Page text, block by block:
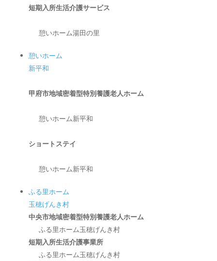
短期入所生活介護サービス
憩いホーム湯田の里
憩いホーム
新平和
甲府市地域密着型特別養護老人ホーム
憩いホーム新平和
ショートステイ
憩いホーム新平和
ふる里ホーム
玉穂げんき村
中央市地域密着型特別養護老人ホーム
ふる里ホーム玉穂げんき村
短期入所生活介護事業所
ふる里ホーム玉穂げんき村